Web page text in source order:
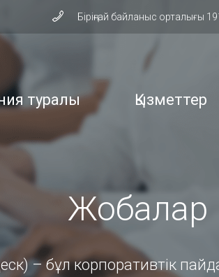
Біріңғай байланыс орталығы
туралы Қызметтер
Жобалар
– бұл корпоративтік